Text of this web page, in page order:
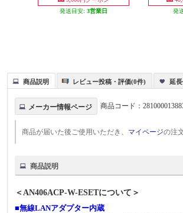
発送目安: 3営業日
発
商品説明 レビュー投稿・評価(0件) 延
メーカー情報ページ 商品コード：
商品が届いた後ご使用いただき、 マイページの注
商品説明
＜AN406ACP-W-ESETについて＞
■無線LANアダプター内蔵